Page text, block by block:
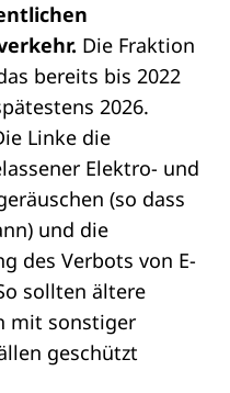
Die Fraktion
bereits bis 2022
2026.
Linke die
Elektro- und
(so dass
und die
des Verbots von E-
sollten ältere
mit sonstiger
geschützt